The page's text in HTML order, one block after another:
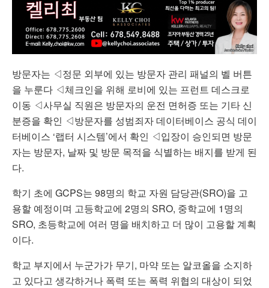
방문자는 ◁정문 외부에 있는 방문자 관리 패널의 벨 버튼
을 누룬다 ◁체크인을 위해 로비에 있는 프런트 데스크로
이동 ◁사무실 직원은 방문자의 운전 면허증 또는 기타 신
분증을 확인 ◁방문자를 성범죄자 데이터베이스 공식 데이
터베이스 ‘랩터 시스템’에서 확인 ◁입장이 승인되면 방문
자는 방문자, 날짜 및 방문 목적을 식별하는 배지를 받게 된
다.
학기 초에 GCPS는 98명의 학교 자원 담당관(SRO)을 고
용할 예정이며 고등학교에 2명의 SRO, 중학교에 1명의
SRO, 초등학교에 여러 명을 배치하고 더 많이 고용할 계획
이다.
학교 부지에서 누군가가 무기, 마약 또는 알코올을 소지하
고 있다고 생각하거나 폭력 또는 폭력 위협의 대상이 되었